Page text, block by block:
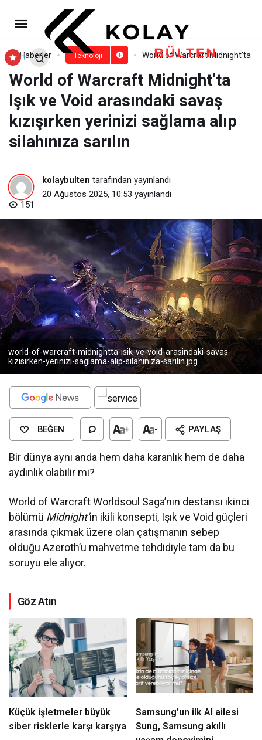
Haberler Teknoloji World of Warcraft Midnight’ta
World of Warcraft Midnight’ta
Işık ve Void arasındaki savaş
kızışırken yerinizi sağlama alıp
silahınıza sarılın
kolaybulten tarafından yayınlandı
20 Ağustos 2025, 10:53 yayınlandı
151
world-of-warcraft-midnightta-isik-ve-void-arasindaki-savas-
kizisirken-yerinizi-saglama-alip-silahiniza-sarilin.jpg
BEĞEN + - PAYLAŞ
Bir dünya aynı anda hem daha karanlık hem de daha
aydınlık olabilir mi?
World of Warcraft Worldsoul Saga’nın destansı ikinci
bölümü Midnight’ın ikili konsepti, Işık ve Void güçleri
arasında çıkmak üzere olan çatışmanın sebep
olduğu Azeroth’u mahvetme tehdidiyle tam da bu
soruyu ele alıyor.
Göz Atın
Küçük işletmeler büyük
siber risklerle karşı karşıya
Samsung’un ilk AI ailesi
Sung, Samsung akıllı
TECNO ve Digiturk’ten Avantajlı
İş Birliği: Seçili Akıllı Telefonlarda %40’a
Varan İndirim
Yorum Yap Paylaş